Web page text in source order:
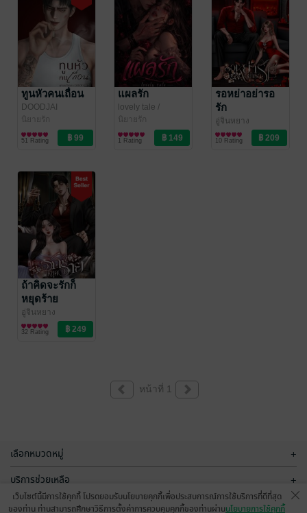
ทูนหัวคนเถื่อน
DOODJAI
นิยายรัก
51 Rating
แผลรัก
lovely tale /
Lovelytale
นิยายรัก
1 Rating
รอหย่าอย่ารอ
รัก
อู่จินหยาง
นิยายรัก
10 Rating
ถ้าคิดจะรักก็
หยุดร้าย
อู่จินหยาง
นิยายโรมานซ์
32 Rating
หน้าที่ 1
เลือกหมวดหมู่ +
บริการช่วยเหลือ +
เกี่ยวกับเรา
เว็บไซต์นี้มีการใช้คุกกี้ โปรดยอมรับนโยบายคุกกี้เพื่อประสบการณ์การใช้บริการที่ดีที่สุด
ของท่าน ท่านสามารถศึกษาวิธีการตั้งค่าการควบคุมคุกกี้ของท่านผ่านนโยบายการใช้คุกกี้